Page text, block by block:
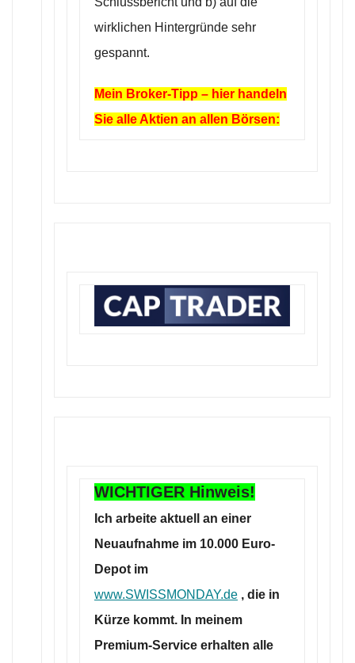
wirklichen Hintergründe sehr
gespannt.
Mein Broker-Tipp – hier handeln
Sie alle Aktien an allen Börsen:
WICHTIGER Hinweis!
Ich arbeite aktuell an einer
Neuaufnahme im 10.000 Euro-
Depot im
www.SWISSMONDAY.de , die in
Kürze kommt. In meinem
Premium-Service erhalten alle